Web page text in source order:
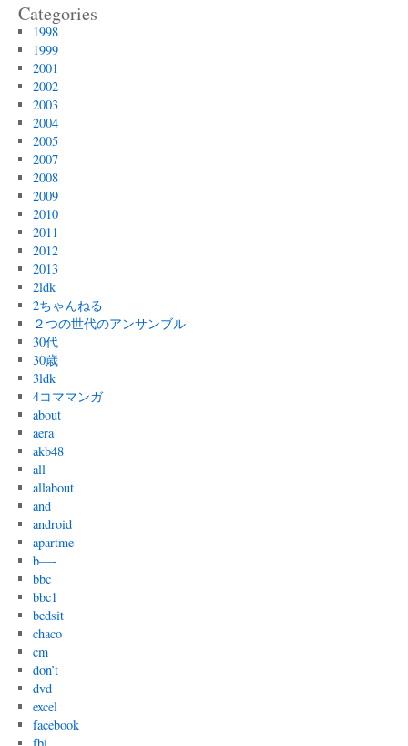
Categories
1998
1999
2001
2002
2003
2004
2005
2007
2008
2009
2010
2011
2012
2013
2ldk
2ちゃんねる
２つの世代のアンサンブル
30代
30歳
3ldk
4コママンガ
about
aera
akb48
all
allabout
and
android
apartme
b—-
bbc
bbc1
bedsit
chaco
cm
don’t
dvd
excel
facebook